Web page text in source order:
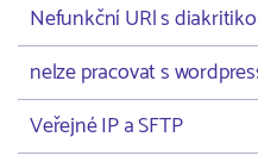
Nefunkční URl s
nelze pracovat s
Veřejné IP a SFTP